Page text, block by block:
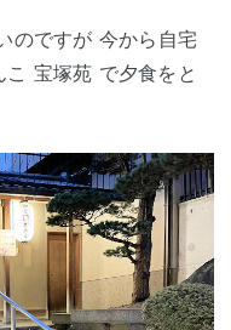
のですが 今から自宅
宝塚苑 で夕食をと